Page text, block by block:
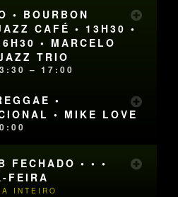
• BOURBON
CAFÉ • 13H30 •
• MARCELO
TRIO
– 17:00
•
• MIKE LOVE
FECHADO • • •
FEIRA
INTEIRO